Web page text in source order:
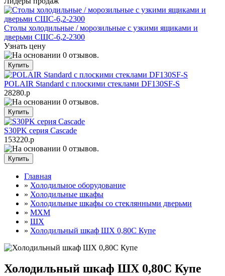
Столы холодильные / морозильные с узкими ящиками и
дверьми СШС-6,2-2300
Узнать цену
POLAIR Standard с плоскими стеклами DF130SF-S
28280.р
S30PK серия Cascade
153220.р
Главная
» Холодильное оборудование
» Холодильные шкафы
» Холодильные шкафы cо стеклянными дверьми
» МХМ
» ШХ
» Холодильный шкаф ШХ 0,80С Купе
Холодильный шкаф ШХ 0,80С Купе